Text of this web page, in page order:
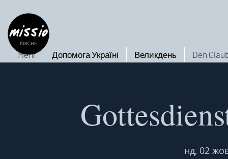
Den
Великдень
Допомога Україні
Mehr
нд, 02